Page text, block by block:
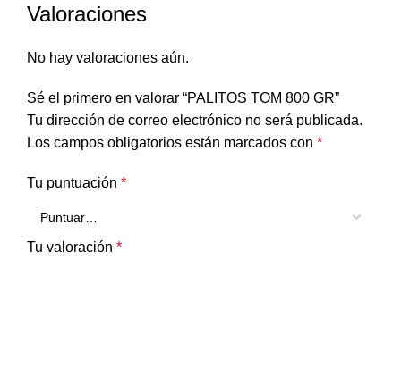
Valoraciones
No hay valoraciones aún.
Sé el primero en valorar “PALITOS TOM 800 GR”
Tu dirección de correo electrónico no será publicada.
Los campos obligatorios están marcados con *
Tu puntuación *
Tu valoración *